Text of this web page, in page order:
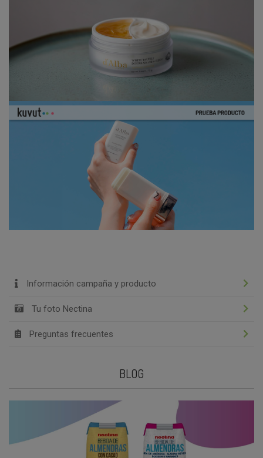
Información campaña y producto
Tu foto Nectina
Preguntas frecuentes
BLOG